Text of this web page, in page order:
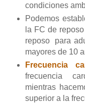
condiciones
Podemos
la FC de
reposo para
mayores de 10
Frecuencia
frecuencia
mientras
superior a la